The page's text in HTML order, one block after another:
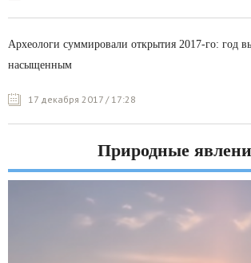
Археологи суммировали открытия 2017-го: год
насыщенным
17 декабря 2017 / 17:28
Природные